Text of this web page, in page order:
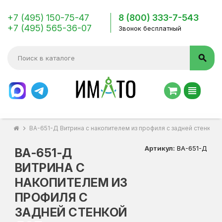
+7 (495) 150-75-47
+7 (495) 565-36-07
8 (800) 333-7-543
Звонок бесплатный
search
view_headline
chevron_right ВА-651-Д Витрина с накопителем из профиля с задней
ВА-651-Д
ВИТРИНА С
НАКОПИТЕЛЕМ ИЗ
ПРОФИЛЯ С
ЗАДНЕЙ СТЕНКОЙ
Артикул: ВА-651-Д